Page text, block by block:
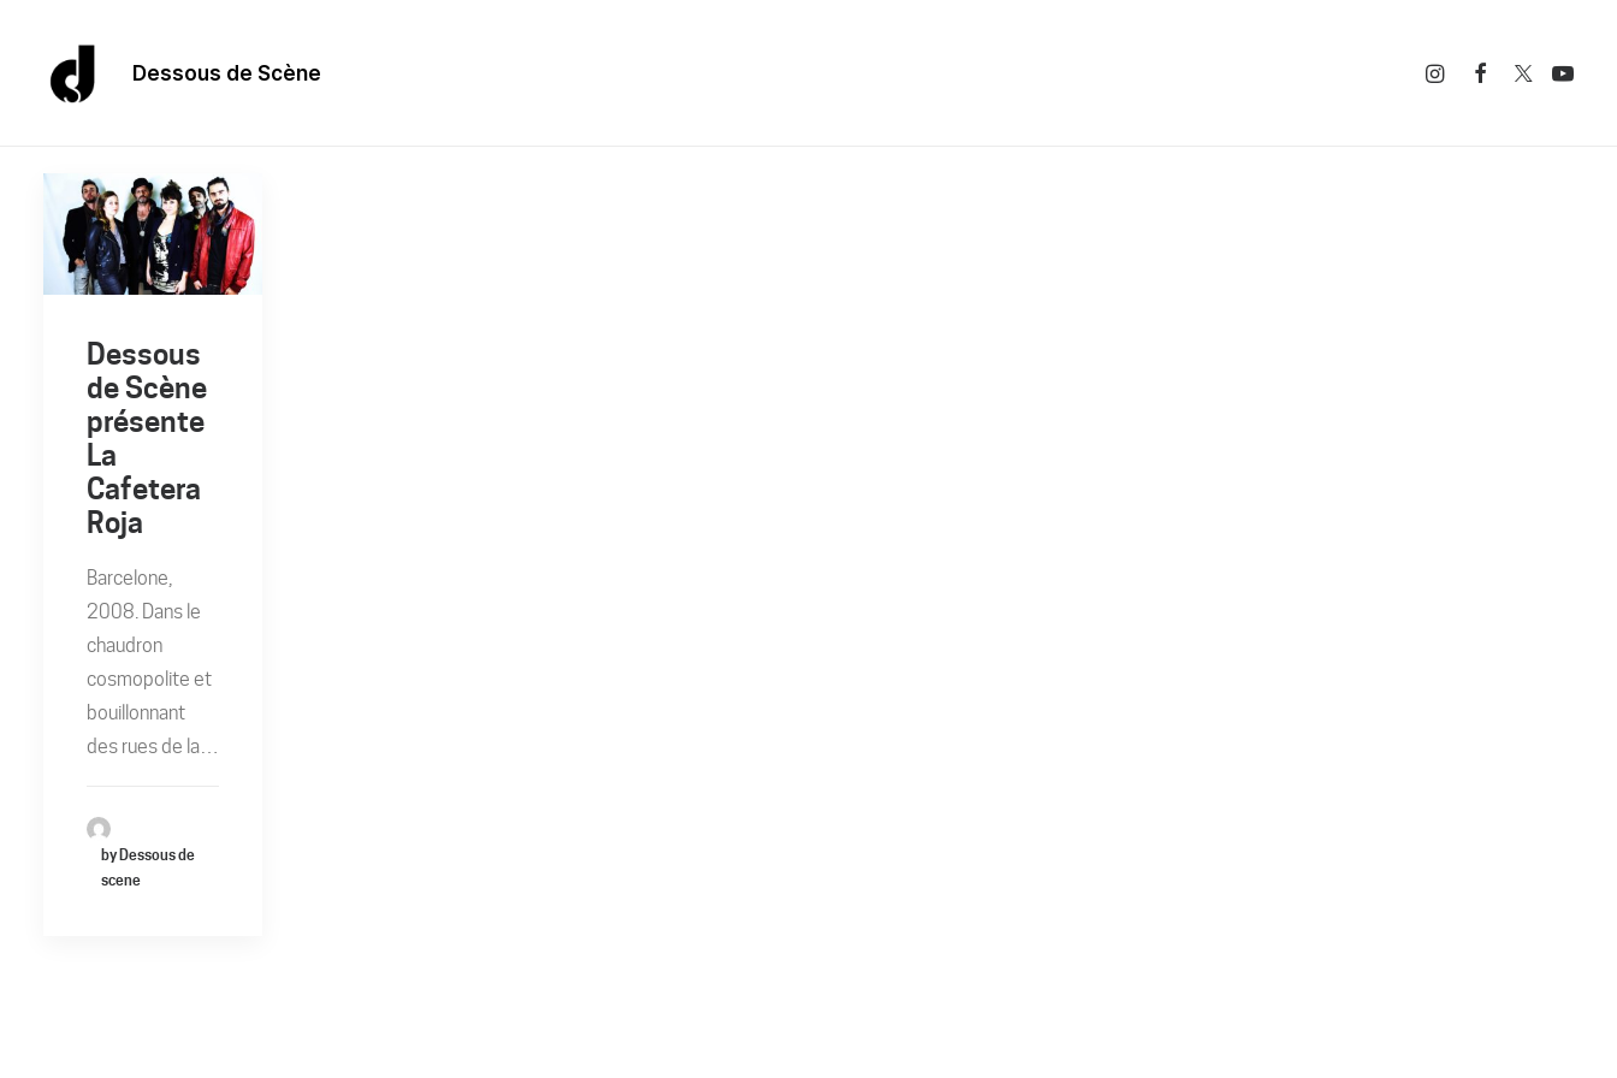
Dessous de Scène
Dessous
de Scène
présente
La
Cafetera
Roja
Barcelone,
2008. Dans le
chaudron
cosmopolite et
bouillonnant
des rues de la…
by Dessous de
scene